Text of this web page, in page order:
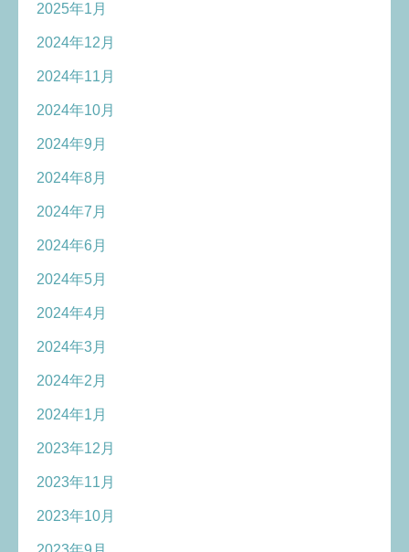
2025年1月
2024年12月
2024年11月
2024年10月
2024年9月
2024年8月
2024年7月
2024年6月
2024年5月
2024年4月
2024年3月
2024年2月
2024年1月
2023年12月
2023年11月
2023年10月